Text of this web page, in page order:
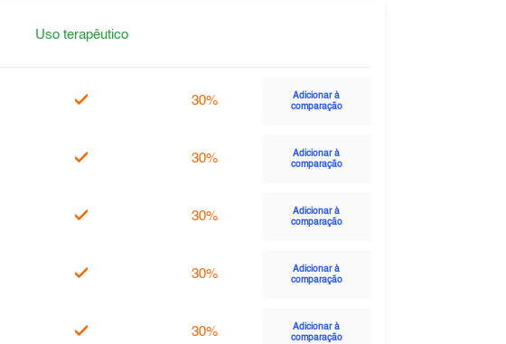
Uso terapêutico
30%
Adicionar à
comparação
30%
Adicionar à
comparação
30%
Adicionar à
comparação
30%
Adicionar à
comparação
30%
Adicionar à
comparação